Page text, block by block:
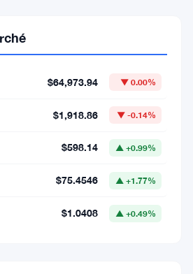
$64,973.94 ▼ 0.00%
$1,918.86 ▼ -0.14%
$598.14 ▲ +0.99%
$75.4546 ▲ +1.77%
$1.0408 ▲ +0.49%